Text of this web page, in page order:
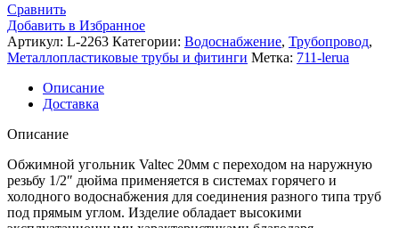
Сравнить
Добавить в Избранное
Артикул: L-2263 Категории: Водоснабжение, Трубопровод,
Металлопластиковые трубы и фитинги Метка: 711-lerua
Описание
Доставка
Описание
Обжимной угольник Valtec 20мм с переходом на наружную
резьбу 1/2″ дюйма применяется в системах горячего и
холодного водоснабжения для соединения разного типа труб
под прямым углом. Изделие обладает высокими